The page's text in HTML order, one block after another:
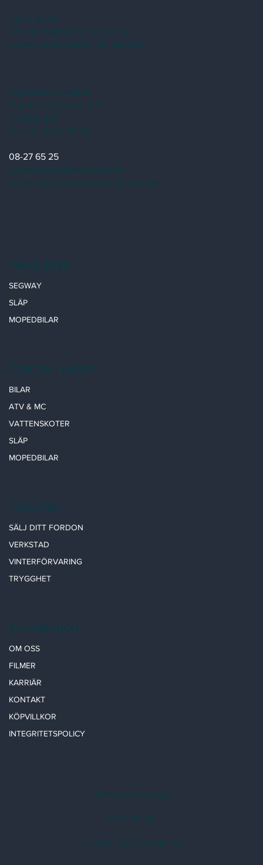
PRODUKTER
SEGWAY
SLÄP
MOPEDBILAR
FORDON I LAGER
BILAR
ATV & MC
VATTENSKOTER
SLÄP
MOPEDBILAR
TJÄNSTER
SÄLJ DITT FORDON
VERKSTAD
VINTERFÖRVARING
TRYGGHET
INFORMATION
OM OSS
FILMER
KARRIÄR
KONTAKT
KÖPVILLKOR
INTEGRITETSPOLICY
08-27 65 25
forsaljning@fordonshuset.com
Adress: Dalarövägen 39, Handen
Öppettider verkstad:
Måndag - Torsdag: 8-17
Fredag: 8-16
(Lunchstängt: 12-13)
08-27 65 25
verkstad@fordonshuset.com
Adress: Hantverkarvägen 40, Handen
© Fordonshuset Sweden AB
08-27 65 25
info@fordonshuset.com